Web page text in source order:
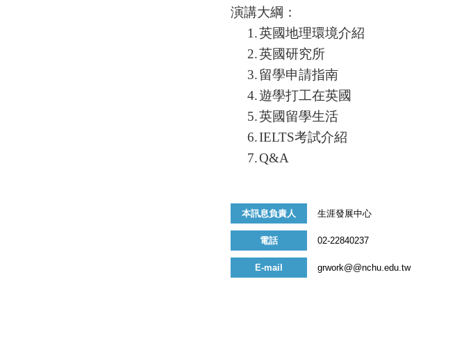
演講大綱：
1.英國地理環境介紹
2.英國研究所
3.留學申請指南
4.遊學打工在英國
5.英國留學生活
6.IELTS考試介紹
7.Q&A
本訊息負責人 生涯發展中心
電話 02-22840237
E-mail grwork@@nchu.edu.tw